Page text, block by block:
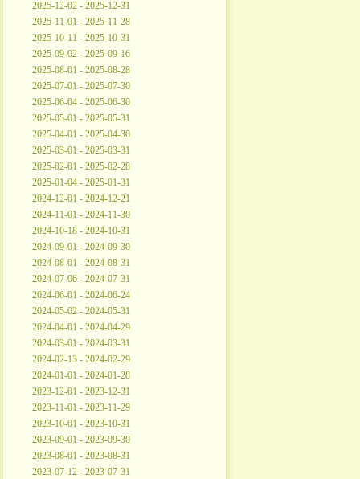
2025-12-02 - 2025-12-31
2025-11-01 - 2025-11-28
2025-10-11 - 2025-10-31
2025-09-02 - 2025-09-16
2025-08-01 - 2025-08-28
2025-07-01 - 2025-07-30
2025-06-04 - 2025-06-30
2025-05-01 - 2025-05-31
2025-04-01 - 2025-04-30
2025-03-01 - 2025-03-31
2025-02-01 - 2025-02-28
2025-01-04 - 2025-01-31
2024-12-01 - 2024-12-21
2024-11-01 - 2024-11-30
2024-10-18 - 2024-10-31
2024-09-01 - 2024-09-30
2024-08-01 - 2024-08-31
2024-07-06 - 2024-07-31
2024-06-01 - 2024-06-24
2024-05-02 - 2024-05-31
2024-04-01 - 2024-04-29
2024-03-01 - 2024-03-31
2024-02-13 - 2024-02-29
2024-01-01 - 2024-01-28
2023-12-01 - 2023-12-31
2023-11-01 - 2023-11-29
2023-10-01 - 2023-10-31
2023-09-01 - 2023-09-30
2023-08-01 - 2023-08-31
2023-07-12 - 2023-07-31